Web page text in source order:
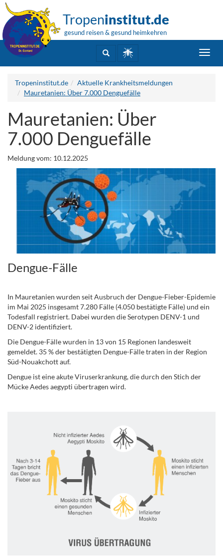
Tropeninstitut.de
gesund reisen & gesund heimkehren
Tropeninstitut.de
Aktuelle Krankheitsmeldungen
Mauretanien: Über 7.000 Denguefälle
Mauretanien: Über
7.000 Denguefälle
Meldung vom: 10.12.2025
Dengue-Fälle
In Mauretanien wurden seit Ausbruch der Dengue-Fieber-Epidemie
im Mai 2025 insgesamt 7.280 Fälle (4.050 bestätigte Fälle) und ein
Todesfall registriert. Dabei wurden die Serotypen DENV-1 und
DENV-2 identifiziert.
Die Dengue-Fälle wurden in 13 von 15 Regionen landesweit
gemeldet. 35 % der bestätigten Dengue-Fälle traten in der Region
Süd-Nouakchott auf.
Dengue ist eine akute Viruserkrankung, die durch den Stich der
Mücke Aedes aegypti übertragen wird.